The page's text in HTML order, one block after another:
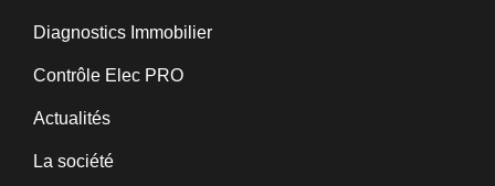
Diagnostics Immobilier
Contrôle Elec PRO
Actualités
La société